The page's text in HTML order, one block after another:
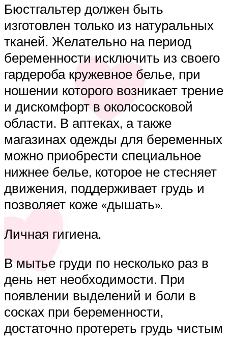
Бюстгальтер должен быть
изготовлен только из натуральных
тканей. Желательно на период
беременности исключить из своего
гардероба кружевное белье, при
ношении которого возникает трение
и дискомфорт в околососковой
области. В аптеках, а также
магазинах одежды для беременных
можно приобрести специальное
нижнее белье, которое не стесняет
движения, поддерживает грудь и
позволяет коже «дышать».
Личная гигиена.
В мытье груди по несколько раз в
день нет необходимости. При
появлении выделений и боли в
сосках при беременности,
достаточно протереть грудь чистым